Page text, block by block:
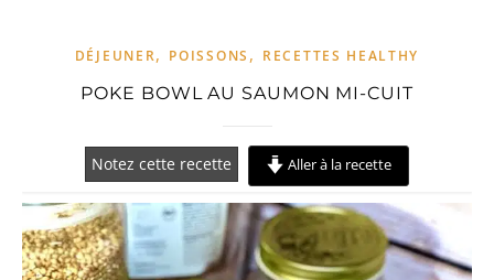
DÉJEUNER, POISSONS , RECETTES HEALTHY
POKE BOWL AU SAUMON MI-CUIT
Notez cette recette Aller à la recette